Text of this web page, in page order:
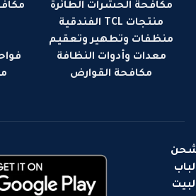
مكافحة الحشرات الطائرة
منتجات TCL الفندقية
منظفات وتطهير وتعقيم
معدات وأدوات النظافة
مكافحة القوارض
لباب